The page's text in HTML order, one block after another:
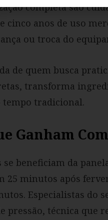
completa são
cinco anos de uso
ou troca do
de quem busca
transforma
tempo tradicional.
Ganham
beneficiam da
minutos após
Especialistas do
técnica que